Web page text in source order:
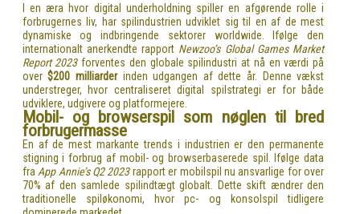
I en æra hvor digital underholdning spiller en afgørende rolle i
forbrugernes liv, har spilindustrien udviklet sig til en af de mest
dynamiske og indbringende sektorer worldwide. Ifølge den
internationalt anerkendte rapport Newzoo’s Global Games Market
Report 2023forventes den globale spilindustri at nå en værdi på
over$200 milliarderinden udgangen af dette år. Denne vækst
understreger, hvor centraliseret digital spilstrategi er for både
udviklere, udgivere og platformejere.
Mobil- og browserspil som nøglen til bred
forbrugermasse
En af de mest markante trends i industrien er den permanente
stigning i forbrug af mobil- og browserbaserede spil. Ifølge data
fra App Annie’s Q2 2023rapport er mobilspil nu ansvarlige for over
70% af den samlede spilindtægt globalt. Dette skift ændrer den
traditionelle spiløkonomi, hvor pc- og konsolspil tidligere